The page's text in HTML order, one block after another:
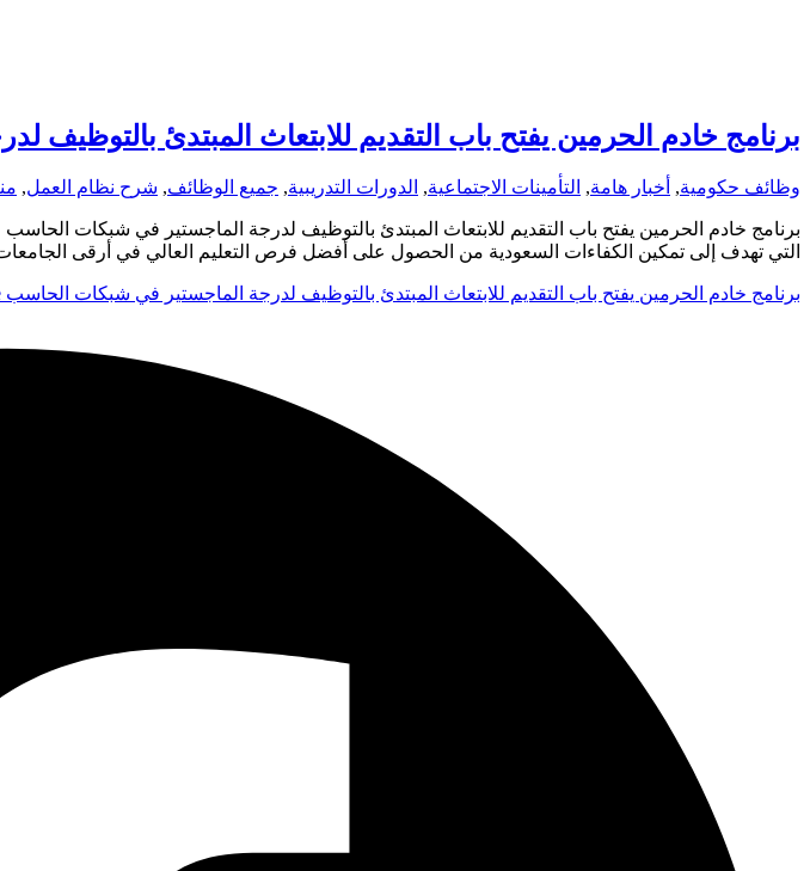
برنامج خادم الحرمين يفتح باب التقديم للابتعاث المبتدئ
وظائف حكومية, أخبار هامة, التأمينات الاجتماعية, الدورات التدريبية, جميع الوظائف, شرح نظام العمل,
برنامج خادم الحرمين يفتح باب التقديم للابتعاث المبتدئ بالتوظيف لدرجة الماجستير في شبكات
التي تهدف إلى تمكين الكفاءات السعودية من الحصول على أفضل فرص التعليم العالي في أرقى الجامعات العالمية. وفي عام 2025، أعلن البرنامج عن فتح باب
برنامج خادم الحرمين يفتح باب التقديم للابتعاث المبتدئ بالتوظيف لدرجة الماجستير في شبكات الحاسب